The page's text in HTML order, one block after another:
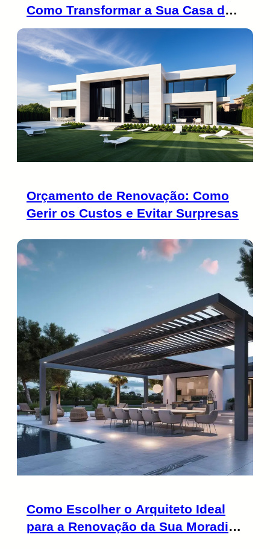
Como Transformar a Sua Casa de
Forma Ecológica
Orçamento de Renovação: Como
Gerir os Custos e Evitar Surpresas
Como Escolher o Arquiteto Ideal
para a Renovação da Sua Moradia